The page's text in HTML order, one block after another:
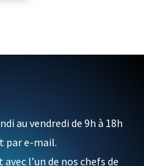
au vendredi de 9h à 18h
par e-mail.
l’un de nos chefs de